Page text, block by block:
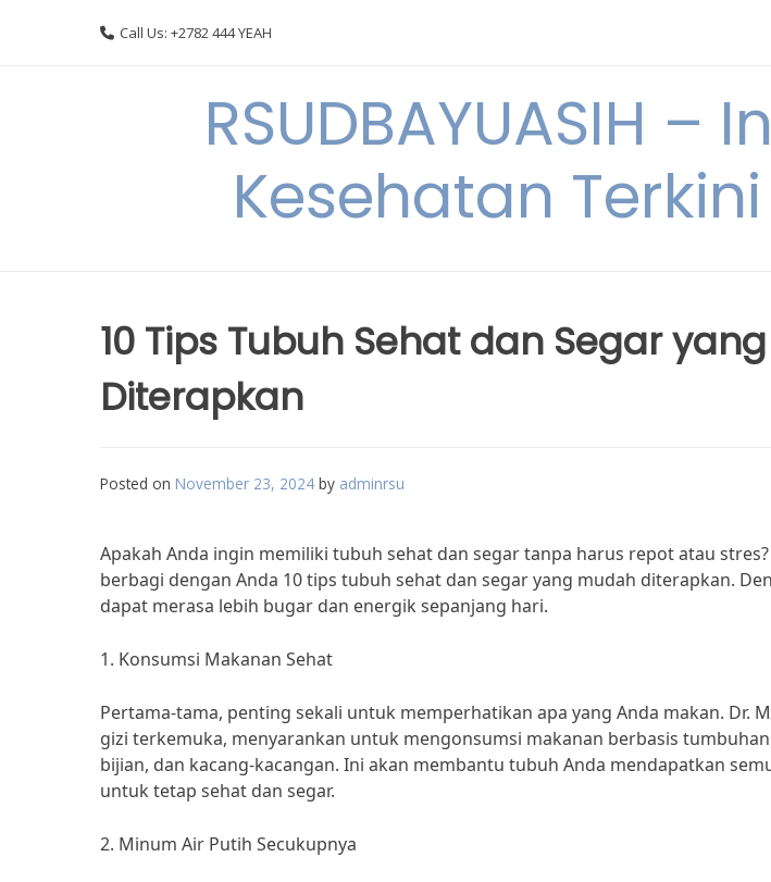
Call Us: +2782 444 YEAH
RSUDBAYUASIH
Kesehatan
10 Tips Tubuh Sehat dan Segar
Diterapkan
Posted on November 23, 2024 by adminrsu
Apakah Anda ingin memiliki tubuh sehat dan segar tanpa harus repot atau stres?
berbagi dengan Anda 10 tips tubuh sehat dan segar yang mudah diterapkan.
dapat merasa lebih bugar dan energik sepanjang hari.
1. Konsumsi Makanan Sehat
Pertama-tama, penting sekali untuk memperhatikan apa yang Anda makan. Dr.
gizi terkemuka, menyarankan untuk mengonsumsi makanan berbasis
bijian, dan kacang-kacangan. Ini akan membantu tubuh Anda mendapatkan
untuk tetap sehat dan segar.
2. Minum Air Putih Secukupnya